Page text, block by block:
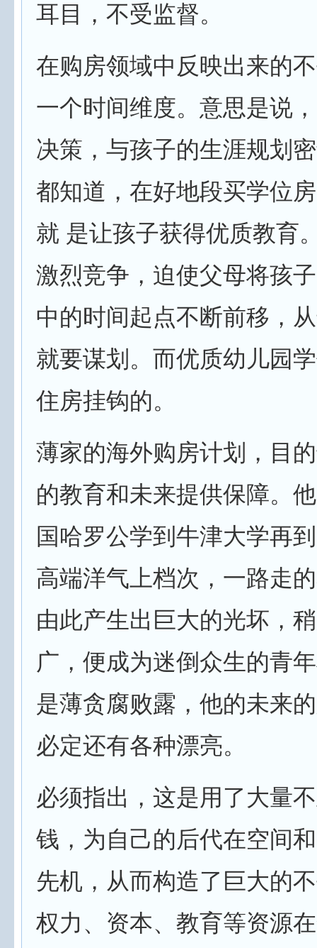
耳目，不受监督。
在购房领域中反映出来的
一个时间维度。意思是说
决策，与孩子的生涯规划
都知道，在好地段买学位
就 是让孩子获得优质教育
激烈竞争，迫使父母将孩
中的时间起点不断前移，
就要谋划。而优质幼儿园
住房挂钩的。
薄家的海外购房计划，目
的教育和未来提供保障。
国哈罗公学到牛津大学再
高端洋气上档次，一路走
由此产生出巨大的光坏，
广，便成为迷倒众生的青
是薄贪腐败露，他的未来
必定还有各种漂亮。
必须指出，这是用了大量
钱，为自己的后代在空间
先机，从而构造了巨大的
权力、资本、教育等资源